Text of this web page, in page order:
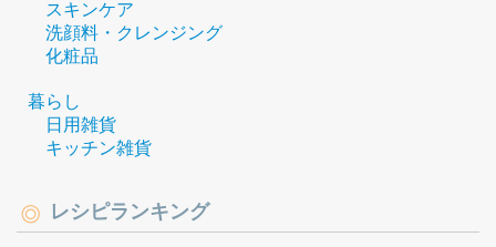
スキンケア
洗顔料・クレンジング
化粧品
暮らし
日用雑貨
キッチン雑貨
レシピランキング